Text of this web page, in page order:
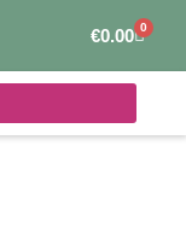
€0.00 0